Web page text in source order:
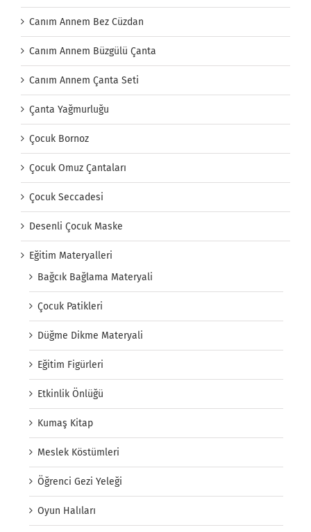
Canım Annem Bez Cüzdan
Canım Annem Büzgülü Çanta
Canım Annem Çanta Seti
Çanta Yağmurluğu
Çocuk Bornoz
Çocuk Omuz Çantaları
Çocuk Seccadesi
Desenli Çocuk Maske
Eğitim Materyalleri
Bağcık Bağlama Materyali
Çocuk Patikleri
Düğme Dikme Materyali
Eğitim Figürleri
Etkinlik Önlüğü
Kumaş Kitap
Meslek Köstümleri
Öğrenci Gezi Yeleği
Oyun Halıları